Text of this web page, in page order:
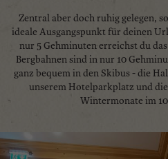
Zentral aber doch ruhig gelegen,
ideale Ausgangspunkt für deinen
nur 5 Gehminuten erreichst du
Bergbahnen sind in nur 10
ganz bequem in den Skibus - die
unserem Hotelparkplatz und
Wintermonate im